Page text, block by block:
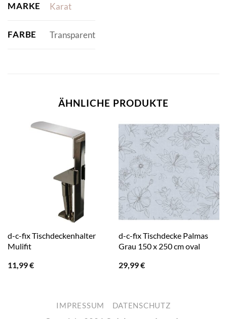
MARKE Karat
FARBE Transparent
ÄHNLICHE PRODUKTE
d-c-fix Tischdeckenhalter
Mulifit
11,99€
d-c-fix Tischdecke Palmas
Grau 150 x 250 cm oval
29,99€
IMPRESSUM DATENSCHUTZ